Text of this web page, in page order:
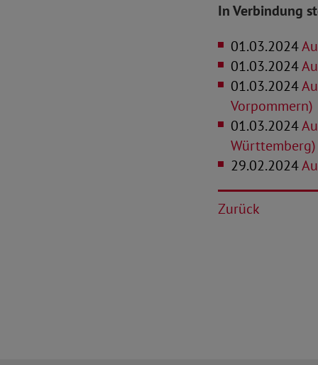
In Verbindung
01.03.2024
01.03.2024
01.03.2024
Vorpommern)
01.03.2024
Württemberg)
29.02.2024
Zurück